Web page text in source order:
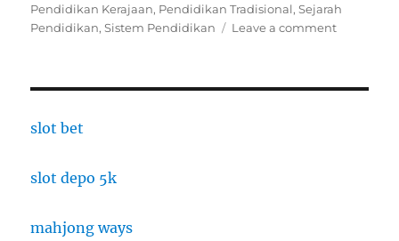
on
Pendidikan Kerajaan, Pendidikan Tradisional,Sejarah
Pendidikan,Sistem Pendidikan Leave a commenton
slot bet
slot depo 5k
mahjong ways